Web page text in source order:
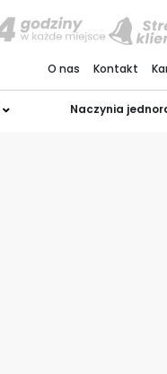
Naczynia
O nas Kontakt